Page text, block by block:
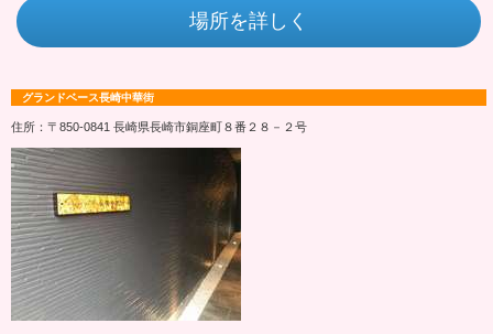
場所を詳しく
グランドベース長崎中華街
住所：〒850-0841 長崎県長崎市銅座町８番２８－２号